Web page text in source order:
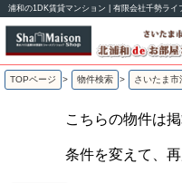
浦和の1DK賃貸マンション | 有限会社千勢ライ
TOPページ > 物件検索 > さいたま
こちらの物件は
条件を変えて、